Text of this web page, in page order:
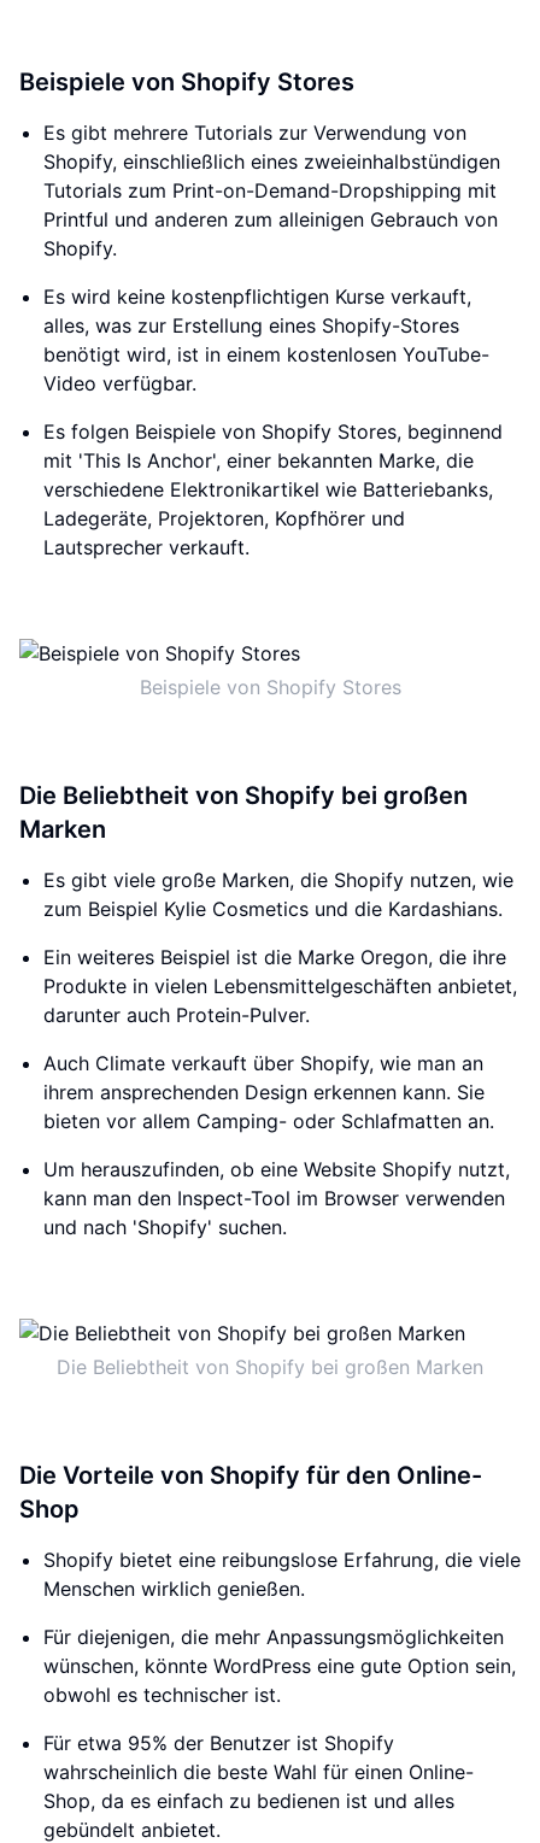
Beispiele von Shopify Stores
Es gibt mehrere Tutorials zur Verwendung von
Shopify, einschließlich eines zweieinhalbstündigen
Tutorials zum Print-on-Demand-Dropshipping mit
Printful und anderen zum alleinigen Gebrauch von
Shopify.
Es wird keine kostenpflichtigen Kurse verkauft,
alles, was zur Erstellung eines Shopify-Stores
benötigt wird, ist in einem kostenlosen YouTube-
Video verfügbar.
Es folgen Beispiele von Shopify Stores, beginnend
mit 'This Is Anchor', einer bekannten Marke, die
verschiedene Elektronikartikel wie Batteriebanks,
Ladegeräte, Projektoren, Kopfhörer und
Lautsprecher verkauft.
Beispiele von Shopify Stores
Die Beliebtheit von Shopify bei großen
Marken
Es gibt viele große Marken, die Shopify nutzen, wie
zum Beispiel Kylie Cosmetics und die Kardashians.
Ein weiteres Beispiel ist die Marke Oregon, die ihre
Produkte in vielen Lebensmittelgeschäften anbietet,
darunter auch Protein-Pulver.
Auch Climate verkauft über Shopify, wie man an
ihrem ansprechenden Design erkennen kann. Sie
bieten vor allem Camping- oder Schlafmatten an.
Um herauszufinden, ob eine Website Shopify nutzt,
kann man den Inspect-Tool im Browser verwenden
und nach 'Shopify' suchen.
Die Beliebtheit von Shopify bei großen Marken
Die Vorteile von Shopify für den Online-
Shop
Shopify bietet eine reibungslose Erfahrung, die viele
Menschen wirklich genießen.
Für diejenigen, die mehr Anpassungsmöglichkeiten
wünschen, könnte WordPress eine gute Option sein,
obwohl es technischer ist.
Für etwa 95% der Benutzer ist Shopify
wahrscheinlich die beste Wahl für einen Online-
Shop, da es einfach zu bedienen ist und alles
gebündelt anbietet.